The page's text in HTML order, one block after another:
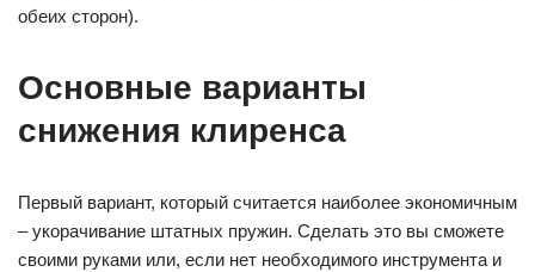
обеих сторон).
Основные варианты
снижения клиренса
Первый вариант, который считается наиболее экономичным
– укорачивание штатных пружин. Сделать это вы сможете
своими руками или, если нет необходимого инструмента и